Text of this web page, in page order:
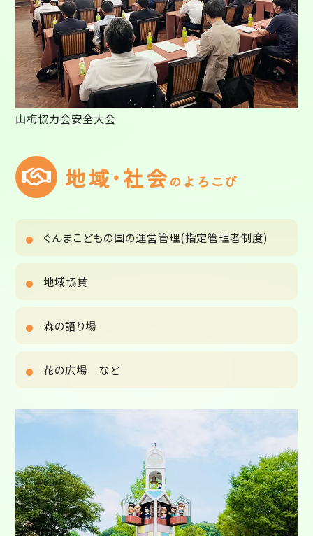
山梅協力会安全大会
地域･社会のよろこび
ぐんまこどもの国の運営管理(指定管理者制度)
地域協賛
森の語り場
花の広場 など